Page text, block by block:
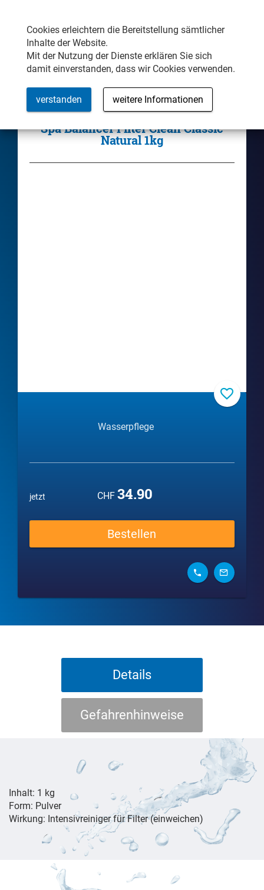
Cookies erleichtern die Bereitstellung sämtlicher
Inhalte der Website.
Mit der Nutzung der Dienste erklären Sie sich
damit einverstanden, dass wir Cookies verwenden.
verstanden weitere Informationen
Zubehör-Shop
Spa Balancer Filter Clean Classic
Natural 1kg
Wasserpflege
jetzt CHF 34.90
Bestellen
Details
Gefahrenhinweise
Inhalt: 1 kg
Form: Pulver
Wirkung: Intensivreiniger für Filter (einweichen)